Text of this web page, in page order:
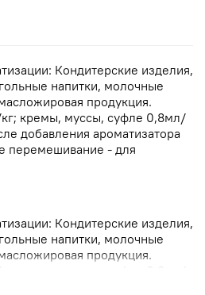
Кондитерские изделия,
напитки, молочные
продукция.
кг; кремы, муссы, суфле 0,8мл/
добавления ароматизатора
перемешивание - для
Кондитерские изделия,
напитки, молочные
продукция.
кремы, муссы, суфле 0,8мл/
добавления ароматизатора